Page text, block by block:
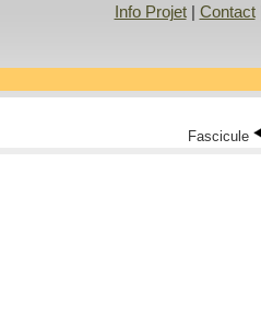
Info Projet| Contact|
Fascicule